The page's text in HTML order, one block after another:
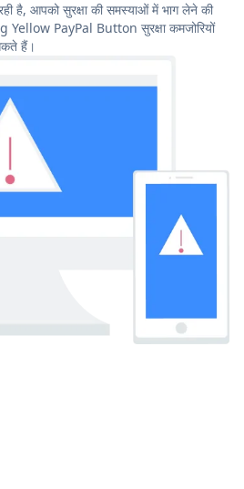
है, आपको सुरक्षा की समस्याओं में भाग लेने की
Yellow PayPal Button सुरक्षा कमजोरियों
हैं।